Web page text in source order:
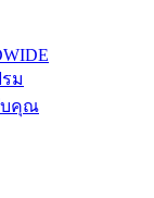
ม
บคุณ